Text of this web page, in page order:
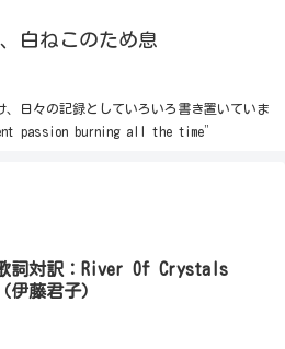
白ねこのため息
日々の記録としていろいろ書き置いていま
passion burning all the time”
詞対訳：River Of Crystals
（伊藤君子）